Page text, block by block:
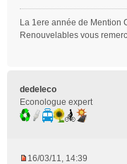
La 1ere année de Mention
Renouvelables vous
dedeleco
Econologue expert
16/03/11, 14:39